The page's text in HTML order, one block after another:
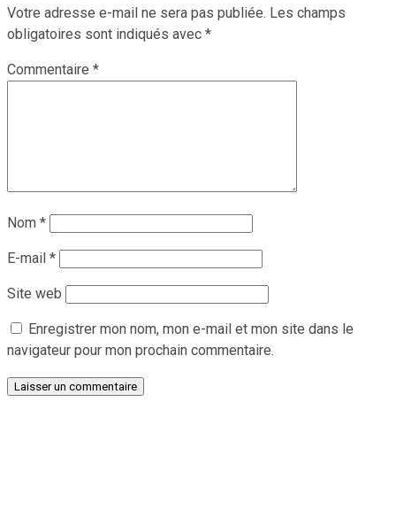
Votre adresse e-mail ne sera pas publiée. Les champs
obligatoires sont indiqués avec *
Commentaire *
Nom *
E-mail *
Site web
Enregistrer mon nom, mon e-mail et mon site dans le
navigateur pour mon prochain commentaire.